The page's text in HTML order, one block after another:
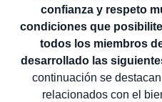
confianza y respeto
condiciones que
todos los miembros
desarrollado las
continuación se
relacionados con el